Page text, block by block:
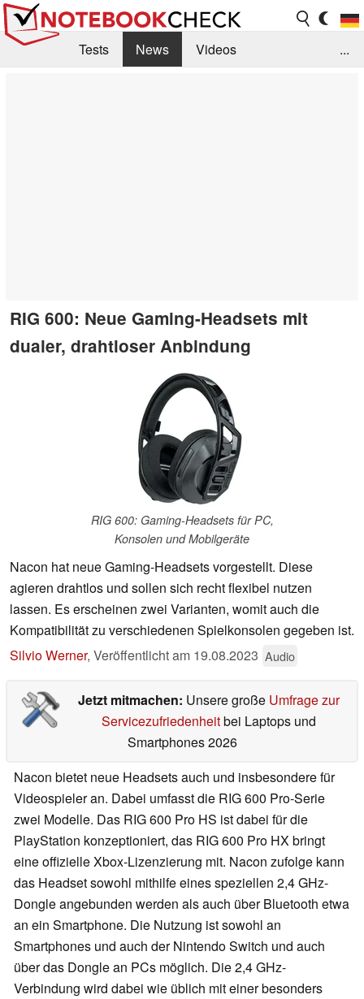
Tests News
Videos
...
RIG 600: Neue Gaming-Headsets mit
dualer, drahtloser Anbindung
RIG 600: Gaming-Headsets für PC,
Konsolen und Mobilgeräte
Nacon hat neue Gaming-Headsets vorgestellt. Diese
agieren drahtlos und sollen sich recht flexibel nutzen
lassen. Es erscheinen zwei Varianten, womit auch die
Kompatibilität zu verschiedenen Spielkonsolen gegeben ist.
Silvio Werner, Veröffentlicht am 19.08.2023 Audio
Jetzt mitmachen: Unsere große Umfrage zur
Servicezufriedenheitbei Laptops und
Smartphones 2026
Nacon bietet neue Headsets auch und insbesondere für
Videospieler an. Dabei umfasst die RIG 600 Pro-Serie
zwei Modelle. Das RIG 600 Pro HS ist dabei für die
PlayStation konzeptioniert, das RIG 600 Pro HX bringt
eine offizielle Xbox-Lizenzierung mit. Nacon zufolge kann
das Headset sowohl mithilfe eines speziellen 2,4 GHz-
Dongle angebunden werden als auch über Bluetooth etwa
an ein Smartphone. Die Nutzung ist sowohl an
Smartphones und auch der Nintendo Switch und auch
über das Dongle an PCs möglich. Die 2,4 GHz-
Verbindung wird dabei wie üblich mit einer besonders